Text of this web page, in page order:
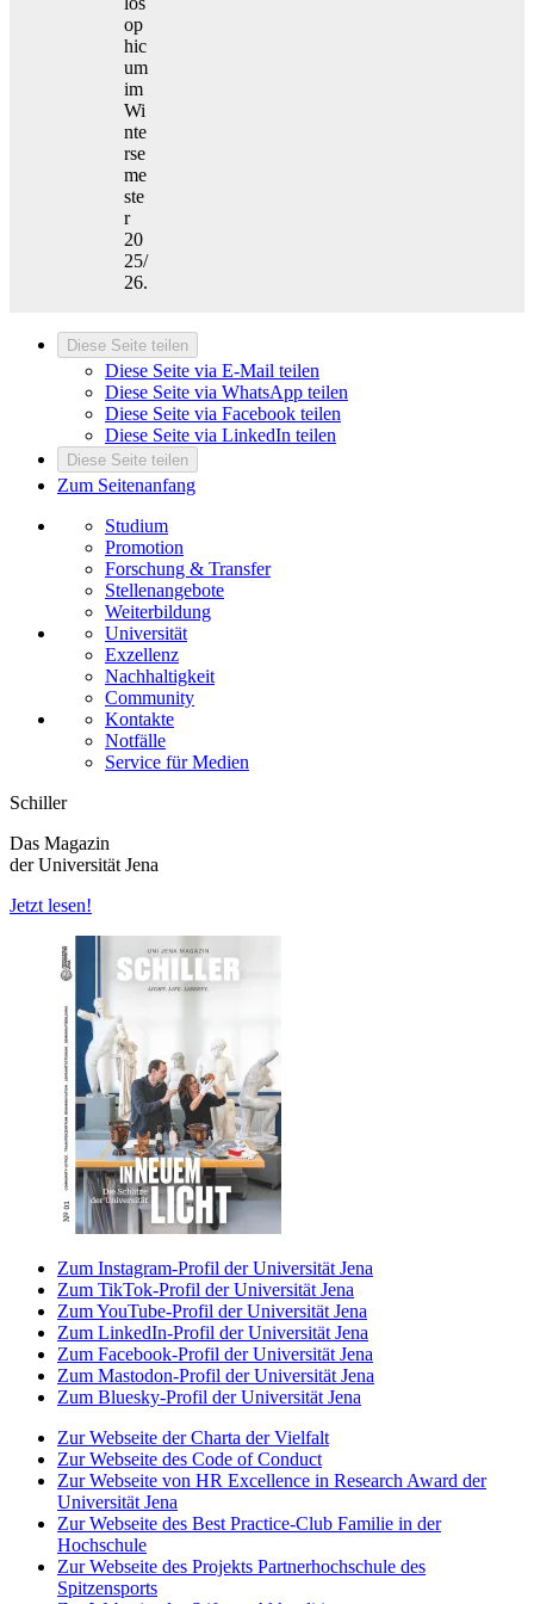
op
hic
um
im
Wi
nte
rse
me
ste
r
20
25/
26.
Diese Seite teilen
Diese Seite via E-Mail teilen
Diese Seite via WhatsApp teilen
Diese Seite via Facebook teilen
Diese Seite via LinkedIn teilen
Diese Seite teilen
Zum Seitenanfang
Studium
Promotion
Forschung & Transfer
Stellenangebote
Weiterbildung
Universität
Exzellenz
Nachhaltigkeit
Community
Kontakte
Notfälle
Service für Medien
Schiller
Das Magazin
der Universität Jena
Jetzt lesen!
Zum Instagram-Profil der Universität Jena
Zum TikTok-Profil der Universität Jena
Zum YouTube-Profil der Universität Jena
Zum LinkedIn-Profil der Universität Jena
Zum Facebook-Profil der Universität Jena
Zum Mastodon-Profil der Universität Jena
Zum Bluesky-Profil der Universität Jena
Zur Webseite der Charta der Vielfalt
Zur Webseite des Code of Conduct
Zur Webseite von HR Excellence in Research Award der
Universität Jena
Zur Webseite des Best Practice-Club Familie in der
Hochschule
Zur Webseite des Projekts Partnerhochschule des
Spitzensports